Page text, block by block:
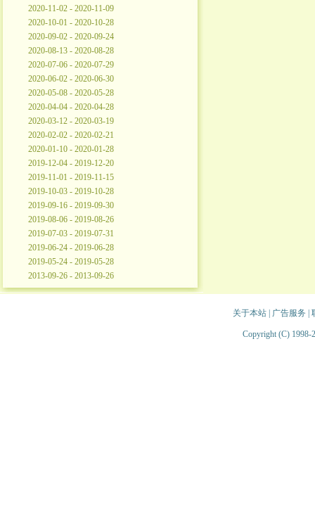
2020-11-02 - 2020-11-09
2020-10-01 - 2020-10-28
2020-09-02 - 2020-09-24
2020-08-13 - 2020-08-28
2020-07-06 - 2020-07-29
2020-06-02 - 2020-06-30
2020-05-08 - 2020-05-28
2020-04-04 - 2020-04-28
2020-03-12 - 2020-03-19
2020-02-02 - 2020-02-21
2020-01-10 - 2020-01-28
2019-12-04 - 2019-12-20
2019-11-01 - 2019-11-15
2019-10-03 - 2019-10-28
2019-09-16 - 2019-09-30
2019-08-06 - 2019-08-26
2019-07-03 - 2019-07-31
2019-06-24 - 2019-06-28
2019-05-24 - 2019-05-28
2013-09-26 - 2013-09-26
关于本站| 广告服务
Copyright (C) 1998-